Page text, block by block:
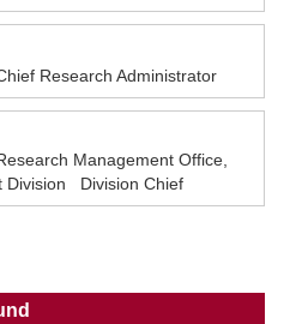
Research Administrator
Management Office,
Division Division Chief